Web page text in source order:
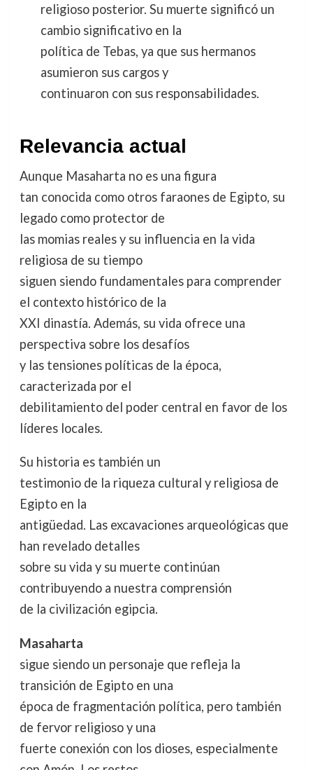
religioso posterior. Su muerte significó un
cambio significativo en la
política de Tebas, ya que sus hermanos
asumieron sus cargos y
continuaron con sus responsabilidades.
Relevancia actual
Aunque Masaharta no es una figura
tan conocida como otros faraones de Egipto, su
legado como protector de
las momias reales y su influencia en la vida
religiosa de su tiempo
siguen siendo fundamentales para comprender
el contexto histórico de la
XXI dinastía. Además, su vida ofrece una
perspectiva sobre los desafíos
y las tensiones políticas de la época,
caracterizada por el
debilitamiento del poder central en favor de los
líderes locales.
Su historia es también un
testimonio de la riqueza cultural y religiosa de
Egipto en la
antigüedad. Las excavaciones arqueológicas que
han revelado detalles
sobre su vida y su muerte continúan
contribuyendo a nuestra comprensión
de la civilización egipcia.
Masaharta
sigue siendo un personaje que refleja la
transición de Egipto en una
época de fragmentación política, pero también
de fervor religioso y una
fuerte conexión con los dioses, especialmente